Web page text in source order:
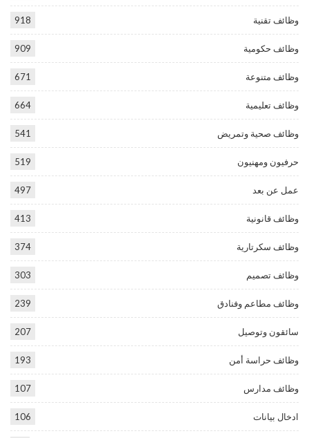
وظائف تقنية 918
وظائف حكومية 909
وظائف متنوعة 671
وظائف تعليمية 664
وظائف صحية وتمريض 541
حرفيون ومهنيون 519
عمل عن بعد 497
وظائف قانونية 413
وظائف سكرتارية 374
وظائف تصميم 303
وظائف مطاعم وفنادق 239
سائقون وتوصيل 207
وظائف حراسة أمن 193
وظائف مدارس 107
ادخال بيانات 106